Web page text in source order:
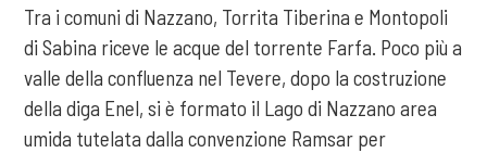
Tra i comuni di Nazzano, Torrita Tiberina e Montopoli
di Sabina riceve le acque del torrente Farfa. Poco più a
valle della confluenza nel Tevere, dopo la costruzione
della diga Enel, si è formato il Lago di Nazzano area
umida tutelata dalla convenzione Ramsar per